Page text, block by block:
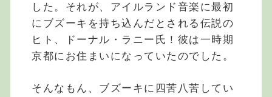
した。それが、アイルランド音楽に最初
にブズーキを持ち込んだとされる伝説の
ヒト、ドーナル・ラニー氏！彼は一時期
京都にお住まいになっていたのでした。
そんなもん、ブズーキに四苦八苦してい